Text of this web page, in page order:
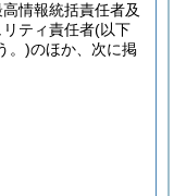
情報統括責任者及
ティ責任者(以下
。)のほか、次に掲